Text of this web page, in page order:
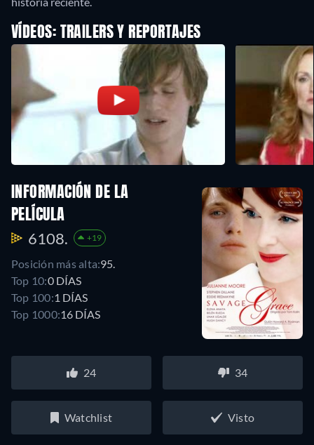
VÍDEOS: TRAILERS Y REPORTAJES
INFORMACIÓN DE LA
PELÍCULA
6108. +19
Posición más alta:95.
Top 10:0 DÍAS
Top 100:1 DÍAS
Top 1000:16 DÍAS
24 34
Watchlist Visto